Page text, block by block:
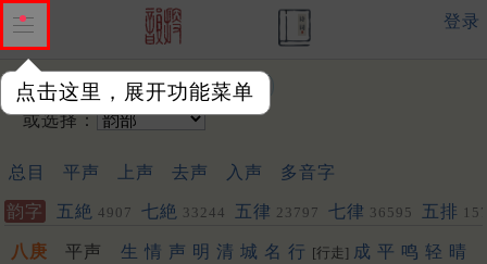
点击这里，展开功能菜单
登录
输入韵字：
或选择：
总目 平声 上声 去声 入声 多音字
韵字 五絶 4907 七絶 33244 五律 23797 七律 36595 五排
452
八庚 平声 生 情 声 明 清 城 名 行 [行走] 成 平 鸣 轻 晴